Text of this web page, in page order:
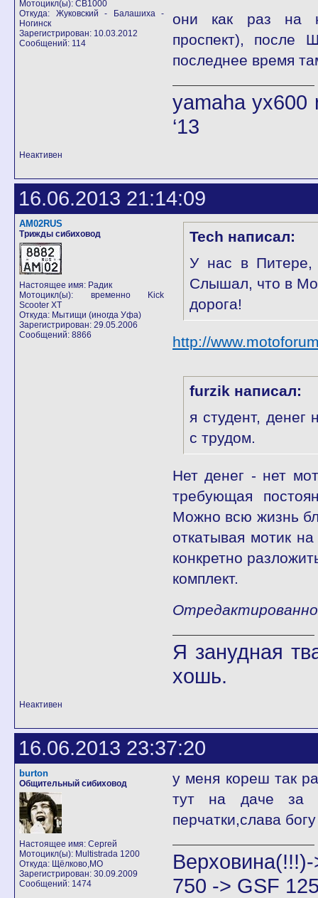
Мотоцикл(ы): CB1000
Откуда: Жуковский - Балашиха -
Ногинск
Зарегистрирован: 10.03.2012
Сообщений: 114
они как раз на
проспект), после
последнее время
yamaha
‘13
Неактивен
16.06.2013 21:14:09
AM02RUS
Трижды сибиховод
Настоящее имя: Радик
Мотоцикл(ы): временно Kick
Scooter XT
Откуда: Мытищи (иногда Уфа)
Зарегистрирован: 29.05.2006
Сообщений: 8866
Tech написал:
У нас в Питере,
Слышал, что в
дорога!
http://
furzik написал:
я студент, денег
с трудом.
Нет денег - нет
требующая
Можно всю жизнь
откатывая мотик
конкретно
комплект.
Я занудная
хошь.
Неактивен
16.06.2013 23:37:20
burton
Общительный сибиховод
Настоящее имя: Сергей
Мотоцикл(ы): Multistrada 1200
Откуда: Щёлково,МО
Зарегистрирован: 30.09.2009
Сообщений: 1474
у меня кореш так
тут на даче за
перчатки,слава
750 -> GSF